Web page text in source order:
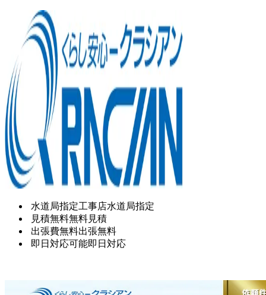
水道局指定工事店水道局指定
見積無料無料見積
出張費無料出張無料
即日対応可能即日対応